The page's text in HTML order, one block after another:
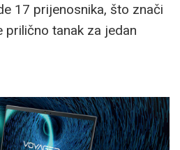
17 prijenosnika, što znači
prilično tanak za jedan